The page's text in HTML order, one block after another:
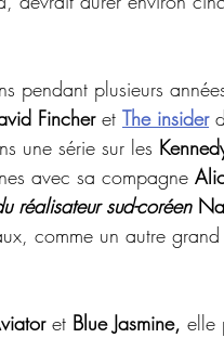
pendant plusieurs
Fincher et The insider
une série sur les
avec sa compagne
réalisateur sud-coréen
comme un autre
et Blue Jasmine, elle